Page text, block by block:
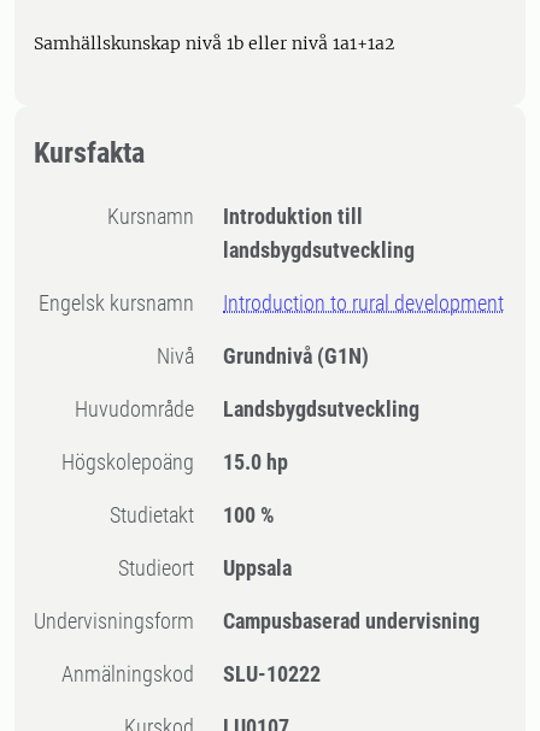
Samhällskunskap nivå 1b eller nivå 1a1+1a2
Kursfakta
Kursnamn
Introduktion till
landsbygdsutveckling
Engelsk kursnamn Introduction to rural development
Nivå Grundnivå (G1N)
Huvudområde Landsbygdsutveckling
högskolepoäng 15.0 hp
Studietakt 100 %
Studieort Uppsala
Undervisningsform Campusbaserad undervisning
Anmälningskod SLU-10222